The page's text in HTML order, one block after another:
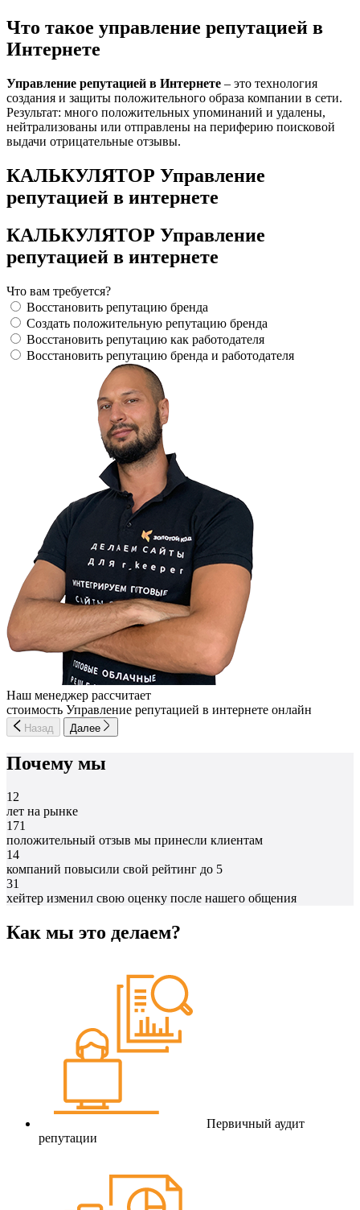
Что такое управление репутацией в
Интернете
Управление репутацией в Интернете – это технология
создания и защиты положительного образа компании в сети.
Результат: много положительных упоминаний и удалены,
нейтрализованы или отправлены на периферию поисковой
выдачи отрицательные отзывы.
КАЛЬКУЛЯТОР Управление
репутацией в интернете
КАЛЬКУЛЯТОР Управление
репутацией в интернете
Что вам требуется?
Восстановить репутацию бренда
Создать положительную репутацию бренда
Восстановить репутацию как работодателя
Восстановить репутацию бренда и работодателя
Наш менеджер рассчитает
стоимость Управление репутацией в интернете онлайн
Назад Далее
Почему мы
12
лет на рынке
171
положительный отзыв мы принесли клиентам
14
компаний повысили свой рейтинг до 5
31
хейтер изменил свою оценку после нашего общения
Как мы это делаем?
Первичный аудит
репутации